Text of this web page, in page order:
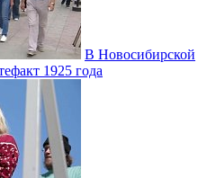
В Новосибирской
1925 года